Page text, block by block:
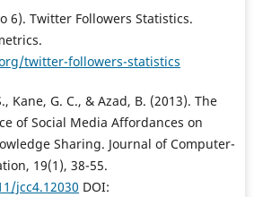
6). Twitter Followers Statistics.
twitter-followers-statistics
Kane, G. C., & Azad, B. (2013). The
of Social Media Affordances on
Sharing. Journal of Computer-
19(1), 38-55.
jcc4.12030 DOI: